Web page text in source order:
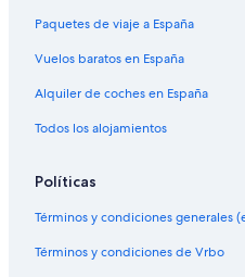
Paquetes de viaje a España
Vuelos baratos en España
Alquiler de coches en España
Todos los alojamientos
Políticas
Términos y condiciones generales
Términos y condiciones de Vrbo